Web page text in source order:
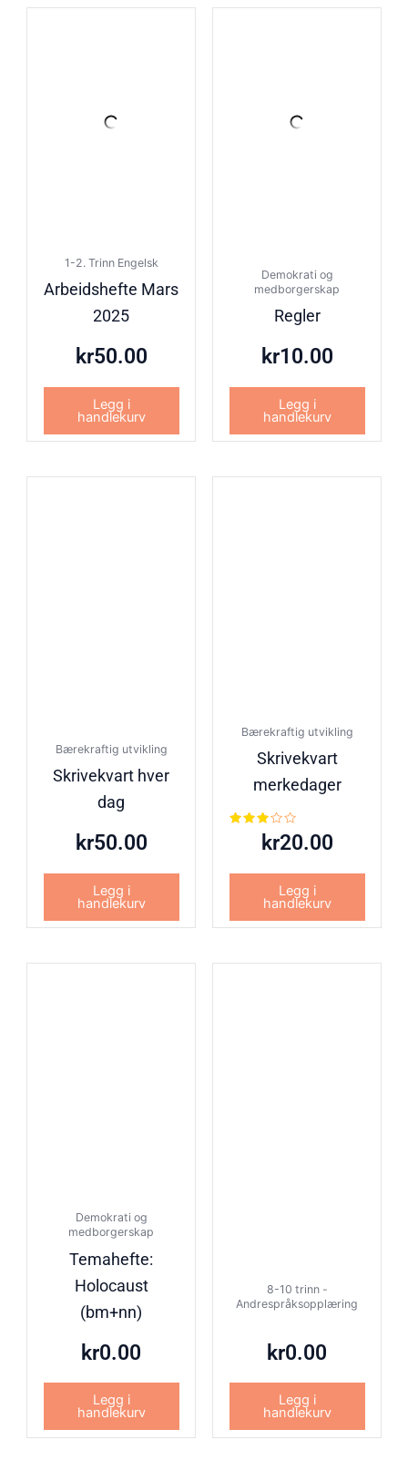
1-2. Trinn Engelsk
Arbeidshefte Mars
2025
kr50.00
Legg i
handlekurv
Demokrati og
medborgerskap
Regler
kr10.00
Legg i
handlekurv
Bærekraftig utvikling
Skrivekvart hver
dag
kr50.00
Legg i
handlekurv
Bærekraftig utvikling
Skrivekvart
merkedager
Vurdertkr20.00
Legg i
handlekurv
Demokrati og
medborgerskap
Temahefte:
Holocaust
(bm+nn)
kr0.00
Legg i
handlekurv
8-10 trinn -
Andrespråksopplæring
kr0.00
Legg i
handlekurv